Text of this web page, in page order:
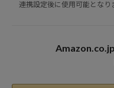
連携設定後に使用可能となり